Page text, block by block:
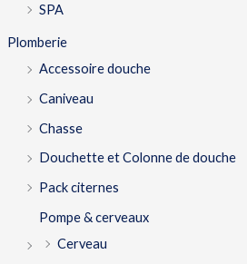
SPA
Plomberie
Accessoire douche
Caniveau
Chasse
Douchette et Colonne de douche
Pack citernes
Pompe & cerveaux
Cerveau